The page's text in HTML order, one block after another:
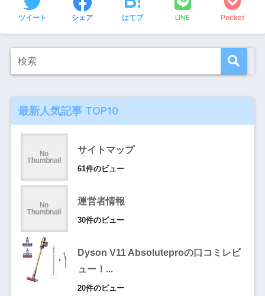
ツイート シェア はてブ LINE Pocket
最新人気記事 TOP10
サイトマップ
61件のビュー
運営者情報
30件のビュー
Dyson V11 Absoluteproの口コミレビ
ュー！...
20件のビュー